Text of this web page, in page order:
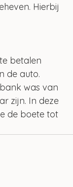
Hierbij
betalen
de auto.
was van
zijn. In deze
de boete tot